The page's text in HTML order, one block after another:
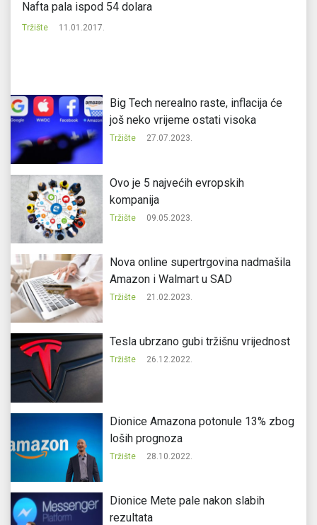
Nafta pala ispod 54 dolara
Tržište 11.01.2017.
Big Tech nerealno raste, inflacija će
još neko vrijeme ostati visoka
Tržište 27.07.2023.
Ovo je 5 najvećih evropskih
kompanija
Tržište 09.05.2023.
Nova online supertrgovina nadmašila
Amazon i Walmart u SAD
Tržište 21.02.2023.
Tesla ubrzano gubi tržišnu vrijednost
Tržište 26.12.2022.
Dionice Amazona potonule 13% zbog
loših prognoza
Tržište 28.10.2022.
Dionice Mete pale nakon slabih
rezultata